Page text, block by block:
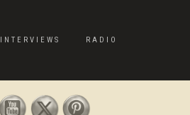
INTERVIEWS RADIO